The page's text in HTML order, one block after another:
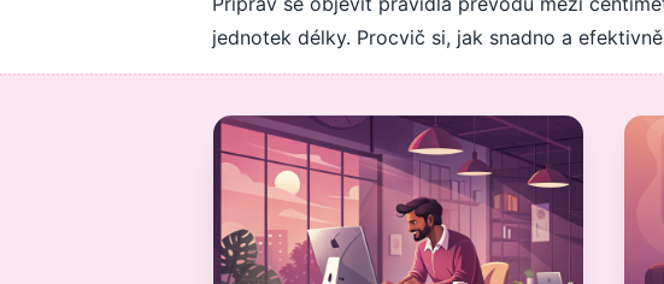
jednotek délky. Procvič si, jak snadno a